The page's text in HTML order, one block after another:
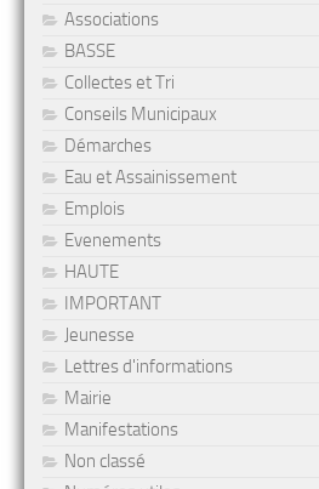
Associations
BASSE
Collectes et Tri
Conseils Municipaux
Démarches
Eau et Assainissement
Emplois
Evenements
HAUTE
IMPORTANT
Jeunesse
Lettres d'informations
Mairie
Manifestations
Non classé